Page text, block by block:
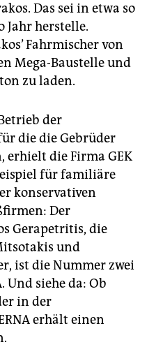
Das sei in etwa so
Jahr herstelle.
Fahrmischer von
Mega-Baustelle und
zu laden.
der
die die Gebrüder
erhielt die Firma GEK
für familiäre
konservativen
Der
Gerapetritis, die
und
ist die Nummer zwei
Und siehe da: Ob
in der
erhält einen